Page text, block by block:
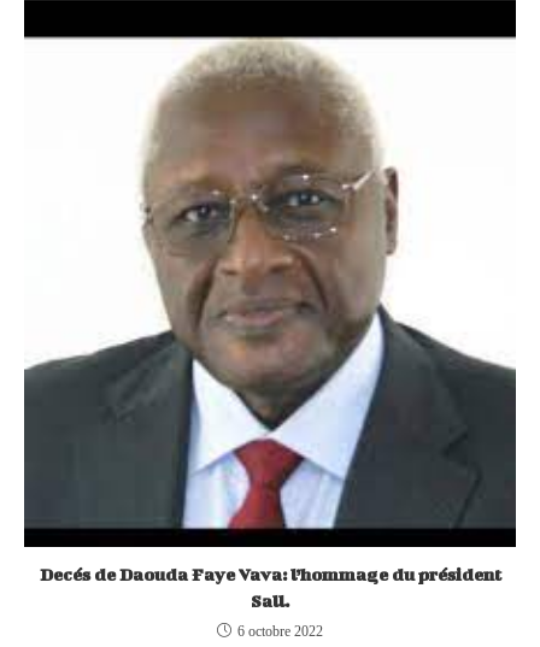
Decés de Daouda Faye Vava: l’hommage du président
Sall.
6 octobre 2022